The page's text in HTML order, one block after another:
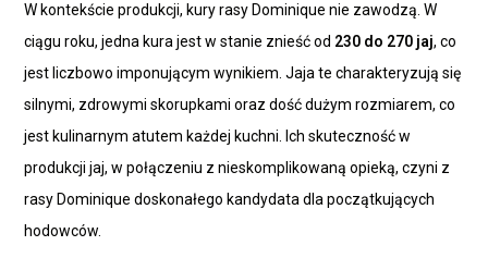
W kontekście produkcji, kury rasy Dominique nie zawodzą. W
ciągu roku, jedna kura jest w stanie znieść od 230 do 270 jaj, co
jest liczbowo imponującym wynikiem. Jaja te charakteryzują się
silnymi, zdrowymi skorupkami oraz dość dużym rozmiarem, co
jest kulinarnym atutem każdej kuchni. Ich skuteczność w
produkcji jaj, w połączeniu z nieskomplikowaną opieką, czyni z
rasy Dominique doskonałego kandydata dla początkujących
hodowców.